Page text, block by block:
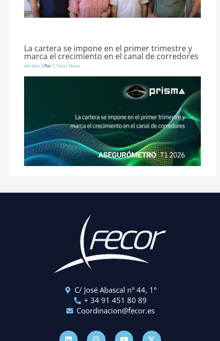
La cartera se impone en el primer trimestre y
marca el crecimiento en el canal de corredores
ebroker/ PorS. Fecor News
C/ José Abascal n° 44, 1°
+ 34 91 451 80 89
Coordinacion@fecor.es
L
i
I
n
Y
o
X
-